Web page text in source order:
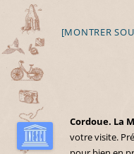
[MONTRER
Cordoue. La
votre visite.